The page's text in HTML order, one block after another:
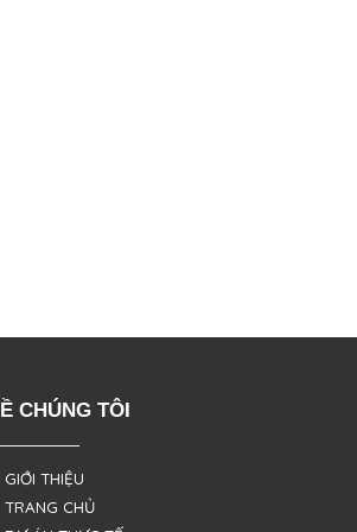
CHÚNG TÔI
THIỆU
CHỦ